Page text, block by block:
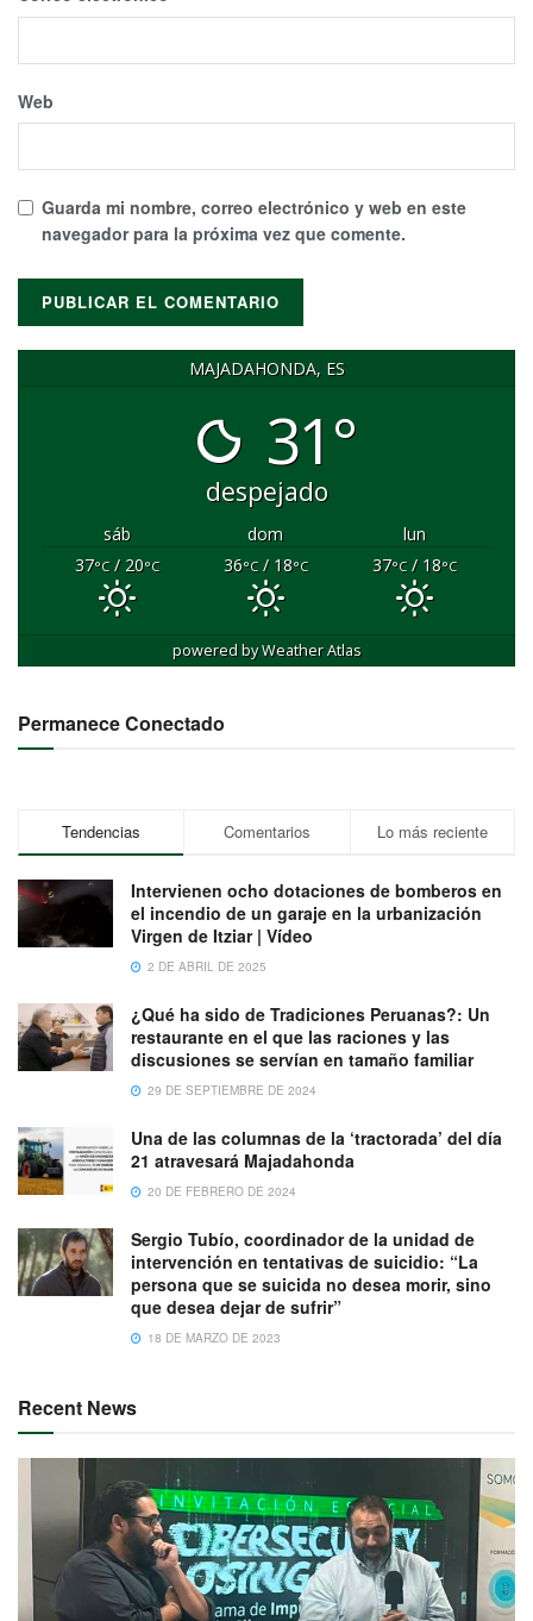
Web
Guarda mi nombre, correo electrónico y web en este
navegador para la próxima vez que comente.
MAJADAHONDA, ES
31°
despejado
sáb dom
lun
37°C/ 20°C 36°C/ 18°C 37°C/ 18°C
powered byWeather Atlas
Permanece Conectado
Tendencias Comentarios Lo más reciente
Intervienen ocho dotaciones de bomberos en
el incendio de un garaje en la urbanización
Virgen de Itziar | Vídeo
2 DE ABRIL DE 2025
¿Qué ha sido de Tradiciones Peruanas?: Un
restaurante en el que las raciones y las
discusiones se servían en tamaño familiar
29 DE SEPTIEMBRE DE 2024
Una de las columnas de la ‘tractorada’ del día
21 atravesará Majadahonda
20 DE FEBRERO DE 2024
Sergio Tubío, coordinador de la unidad de
intervención en tentativas de suicidio: “La
persona que se suicida no desea morir, sino
que desea dejar de sufrir”
18 DE MARZO DE 2023
Recent News